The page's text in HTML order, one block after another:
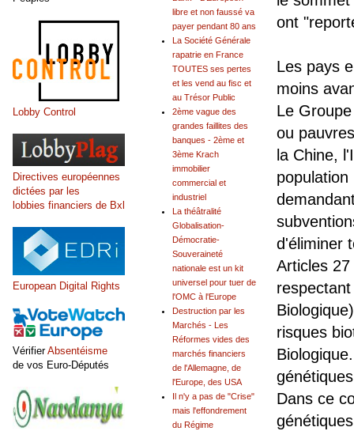
ont
Les pays
moins
Le
ou
la Chine,
d'éliminer
Articles
risques
Dans ce
libre et non faussé va
payer pendant 80 ans
La Société Générale
rapatrie en France
TOUTES ses pertes
et les vend au fisc et
au Trésor Public
2ème vague des
grandes faillites des
banques - 2ème et
3ème Krach
immobilier
commercial et
industriel
La théâtralité
Globalisation-
Démocratie-
Souveraineté
nationale est un kit
universel pour tuer de
l'OMC à l'Europe
Destruction par les
Marchés - Les
Réformes vides des
marchés financiers
de l'Allemagne, de
l'Europe, des USA
Il n'y a pas de "Crise"
mais l'effondrement
du Régime
Lobby Control
Directives européennes
dictées par les
lobbies financiers de Bxl
European Digital Rights
VérifierAbsentéisme
de vos Euro-Députés